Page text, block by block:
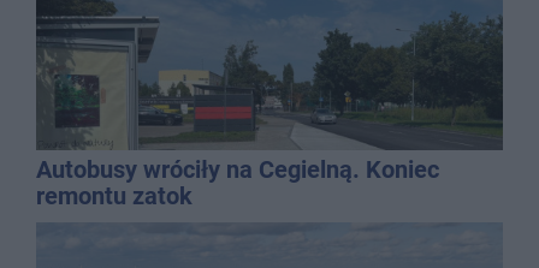
Autobusy wróciły na Cegielną. Koniec
remontu zatok